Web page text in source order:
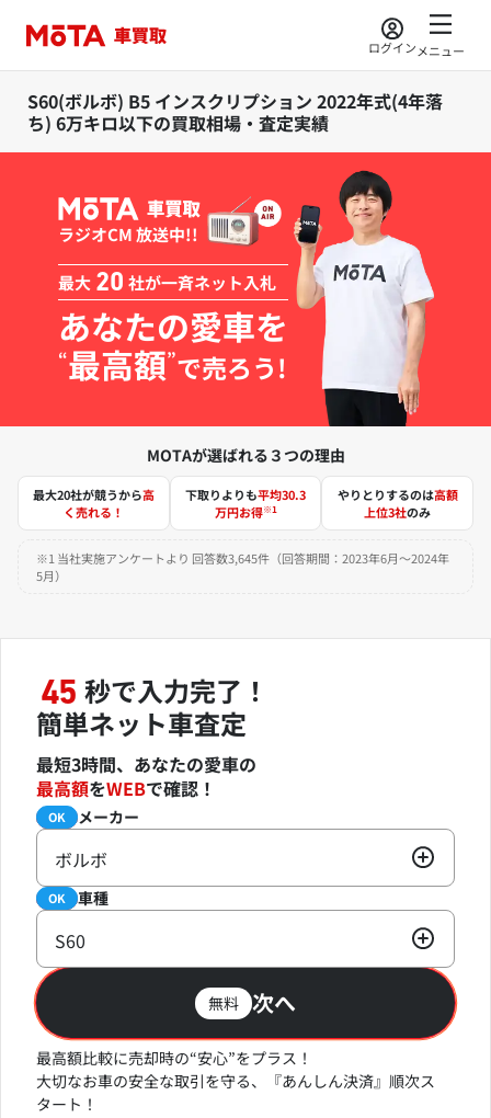
ログインメニュー
S60(ボルボ) B5 インスクリプション 2022年式(4年落
ち) 6万キロ以下の買取相場・査定実績
ラジオCM 放送中!!
最大 20 社が一斉ネット入札
あなたの愛車を
“最高額”で売ろう!
MOTAが選ばれる３つの理由
最大20社が競うから高
く売れる！
下取りよりも平均30.3
万円お得※1
やりとりするのは高額
上位3社のみ
※1 当社実施アンケートより 回答数3,645件（回答期間：2023年6月～2024年
5月）
45 秒で入力完了！
簡単ネット車査定
最短3時間、あなたの愛車の
最高額をWEBで確認！
必須 メーカー
OK
ボルボ
必須 車種
OK
S60
無料 次へ
最高額比較に売却時の“安心”をプラス！
大切なお車の安全な取引を守る、『あんしん決済』順次ス
タート！